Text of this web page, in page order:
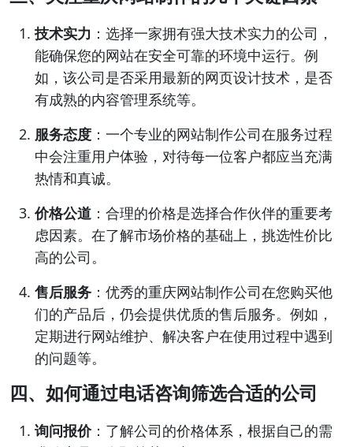
技术实力 ：选择一家拥有强大技术实力的公司，
能确保您的网站在安全可靠的环境中运行。例
如，该公司是否采用最新的网页设计技术，是否
有成熟的内容管理系统等。
服务态度 ：一个专业的网站制作公司在服务过程
中会注重用户体验，对待每一位客户都应当充满
热情和真诚。
价格公道 ：合理的价格是选择合作伙伴的重要考
虑因素。在了解市场价格的基础上，挑选性价比
高的公司。
售后服务 ：优秀的重庆网站制作公司在您购买他
们的产品后，仍会提供优质的售后服务。例如，
定期进行网站维护、解决客户在使用过程中遇到
的问题等。
四、如何通过电话咨询筛选合适的公司
询问报价：了解公司的价格体系，根据自己的需